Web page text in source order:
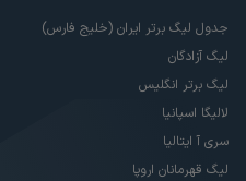
جدول لیگ برتر ایران (خلیج فارس)
لیگ آزادگان
لیگ برتر انگلیس
لالیگا اسپانیا
سری آ ایتالیا
لیگ قهرمانان اروپا